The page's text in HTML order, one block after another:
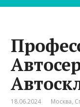
18.06.2024 Москва,